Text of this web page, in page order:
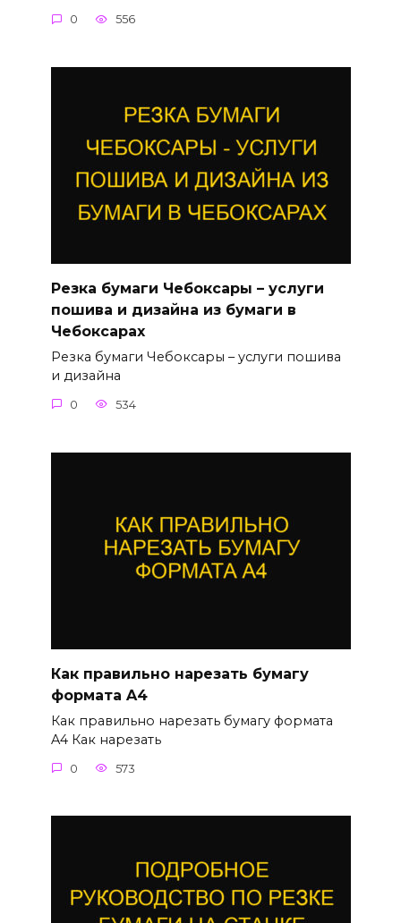
0 556
Резка бумаги Чебоксары – услуги
пошива и дизайна из бумаги в
Чебоксарах
Резка бумаги Чебоксары – услуги пошива
и дизайна
0 534
Как правильно нарезать бумагу
формата A4
Как правильно нарезать бумагу формата
A4 Как нарезать
0 573